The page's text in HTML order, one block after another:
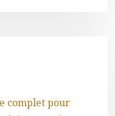
complet pour